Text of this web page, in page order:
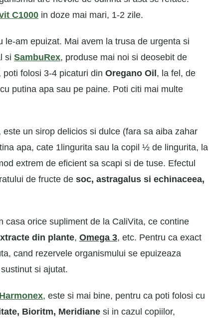
C1000 in doze mai mari, 1-2 zile.
le-am epuizat. Mai avem la trusa de urgenta si
si SambuRex, produse mai noi si deosebit de
folosi 3-4 picaturi din Oregano Oil , la fel, de
putina apa sau pe paine. Poti citi mai multe
este un sirop delicios si dulce (fara sa aiba zahar
apa, cate 1lingurita sau la copil ½ de lingurita, la
extrem de eficient sa scapi si de tuse. Efectul
de fructe de soc, astragalus si echinaceea,
casa orice supliment de la CaliVita, ce contine
din plante, Omega 3, etc. Pentru ca exact
cand rezervele organismului se epuizeaza
si ajutat.
, este si mai bine, pentru ca poti folosi cu
Bioritm, Meridiane si in cazul copiilor,